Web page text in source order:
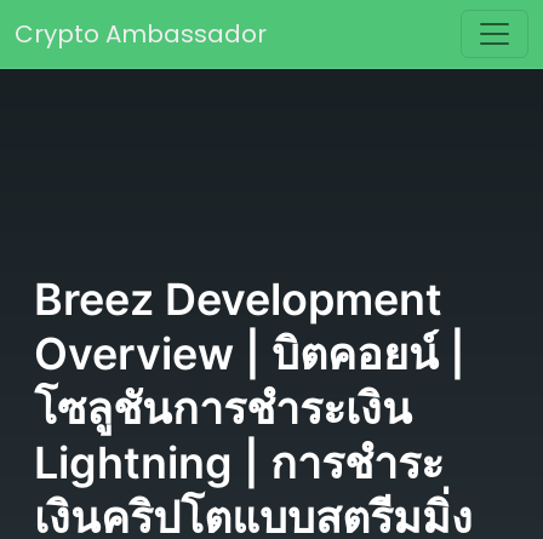
Main Navigation
Crypto Ambassador
Breez Development
Overview | บิตคอยน์ |
โซลูชันการชำระเงิน
Lightning | การชำระ
เงินคริปโตแบบสตรีมมิ่ง